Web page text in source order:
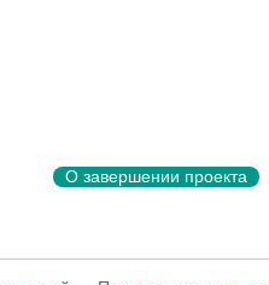
О завершении проекта